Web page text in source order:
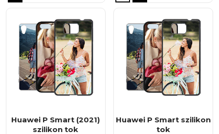
terméknek
több
variációja
van.
változatok
termékoldalon
ki
terméknek
több
variációja
van.
változatok
termékoldalon
ki
Huawei P Smart (2021)
szilikon tok
Huawei P Smart szilikon
tok